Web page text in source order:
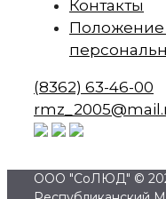
Контакты
Положение
(8362) 63-46-00
rmz_2005
ООО "СоЛЮД" ©